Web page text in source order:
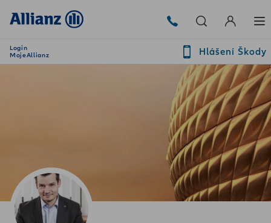
Login
MojeAllianz
Hlášení Škody